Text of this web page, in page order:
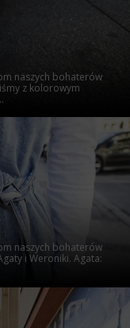
naszych bohaterów
z kolorowym
naszych bohaterów
i Weroniki. Agata: